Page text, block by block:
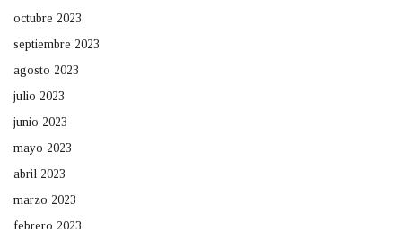
octubre 2023
septiembre 2023
agosto 2023
julio 2023
junio 2023
mayo 2023
abril 2023
marzo 2023
febrero 2023